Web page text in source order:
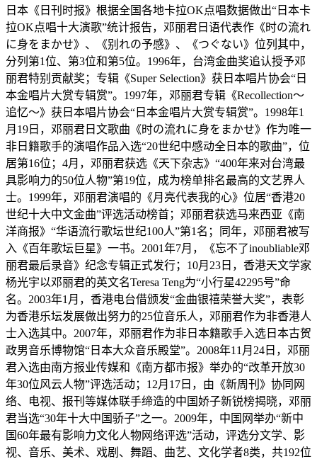
日本《日刊时报》根据全国各地卡拉OK点唱数据做出“日本卡
拉OK点唱十大演歌”统计报告，邓丽君日语代表作《时の流れ
に身をまかせ》、《别れの予感》、《つぐない》位列其中，
分列第1位、第3位和第5位。1996年，台湾金曲奖追认授予邓
丽君特别贡献奖；专辑《Super Selection》获日本唱片协会“日
本金唱片大赏专辑赏”。1997年，邓丽君专辑《Recollection～
追忆～》获日本唱片协会“日本金唱片大赏专辑赏”。1998年1
月19日，邓丽君日文歌曲《时の流れに身をまかせ》作为唯一
非日籍歌手的演唱作品入选“20世纪中感动全日本的歌曲”，位
居第16位；4月，邓丽君获选《天下杂志》“400年来对台湾最
具影响力的50位人物”第19位，成为榜单排名最高的文艺界人
士。1999年，邓丽君演唱的《月亮代表我的心》位居“香港20
世纪十大中文金曲”评选活动榜首；邓丽君获选马来西亚《南
洋商报》“华语流行歌坛世纪100人”第1名；同年，邓丽君被写
入《百年歌坛巨星》一书。2001年7月，《忘不了inoubliable邓
丽君最后录音》纪念专辑正式发行；10月23日，香港天文学家
杨光宇以邓丽君的英文名Teresa Teng为“小行星42295号”命
名。2003年1月，香港电台借颁发“金曲银禧荣誉大奖”，表彰
为香港乐坛发展做出努力的25位音乐人，邓丽君作为非香港人
士入选其中。2007年，邓丽君作为非日本籍歌手入选日本古贺
政男音乐博物馆“日本大众音乐殿堂”。2008年11月24日，邓丽
君入选由南方报业传媒和《南方都市报》举办的“改革开放30
年30位风云人物”评选活动；12月17日，由《新周刊》协同网
络、电视、报刊等媒体联手缔造的中国娇子新锐榜揭晓，邓丽
君当选“30年十大中国骄子”之一。2009年，中国网举办“新中
国60年最有影响力文化人物网络评选”活动，评选分文学、影
视、音乐、美术、戏剧、舞蹈、曲艺、文化学者8类，共192位